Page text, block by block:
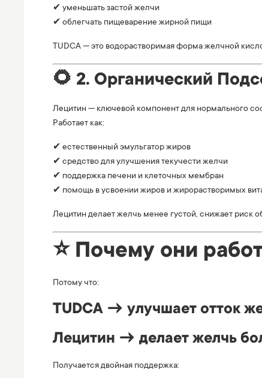
✔ уменьшать застой желчи
✔ облегчать пищеварение жирной пищи
TUDCA — это водорастворимая форма желчной
🌻 2. Органический
Лецитин — ключевой компонент для нормального
Работает как:
✔ естественный эмульгатор жиров
✔ средство для улучшения текучести желчи
✔ поддержка печени и клеточных мембран
✔ помощь в усвоении жиров и жирорастворимых
Лецитин делает желчь менее густой, снижает риск
⭐ Почему они
Потому что:
TUDCA → улучшает отток
Лецитин → делает желчь
Получается двойная поддержка: